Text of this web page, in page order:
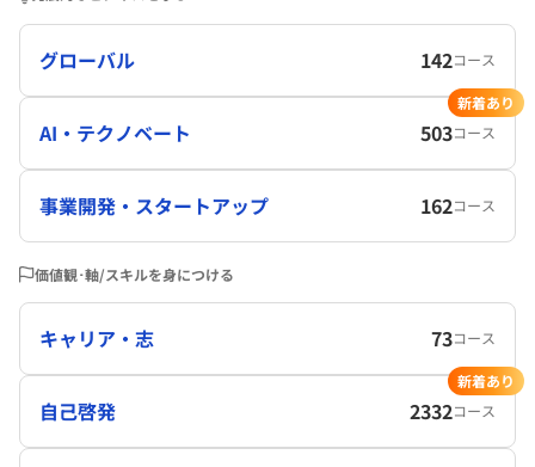
グローバル 142コース
AI・テクノベート 503コース
新着あり
事業開発・スタートアップ 162コース
価値観･軸/スキルを身につける
キャリア・志 73コース
自己啓発 2332コース
新着あり